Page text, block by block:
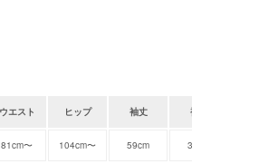
ウエスト ヒップ 袖丈 袖口
81cm〜 104cm〜 59cm 36cm